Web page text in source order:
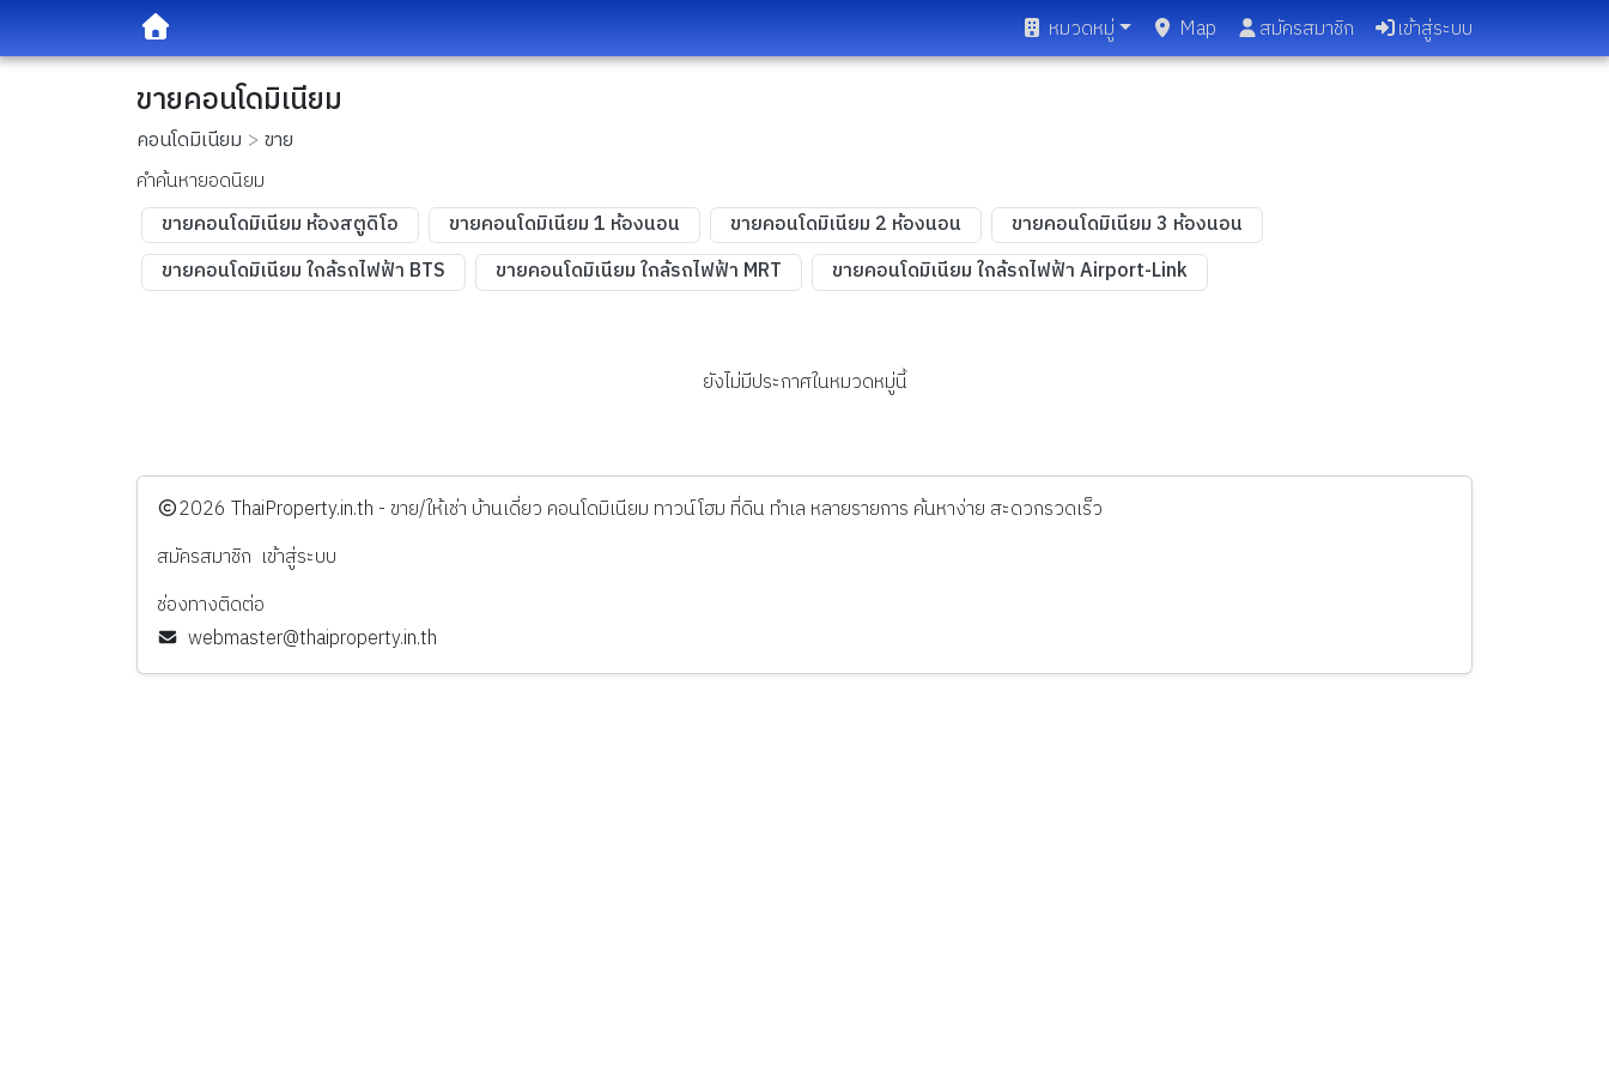
หมวดหมู่ Map สมัครสมาชิก เข้าสู่ระบบ
ขายคอนโดมิเนียม
คอนโดมิเนียม
ขาย
คำค้นหายอดนิยม
ขายคอนโดมิเนียม ห้องสตูดิโอ
ขายคอนโดมิเนียม 1 ห้องนอน ขายคอนโดมิเนียม 2 ห้องนอน
ขายคอนโดมิเนียม 3 ห้องนอน
ขายคอนโดมิเนียม ใกล้รถไฟฟ้า BTS
ขายคอนโดมิเนียม ใกล้รถไฟฟ้า MRT ขายคอนโดมิเนียม ใกล้รถไฟฟ้า Airport-Link
ยังไม่มีประกาศในหมวดหมู่นี้
️2026 ThaiProperty.in.th - ขาย/ให้เช่า บ้านเดี่ยว คอนโดมิเนียม ทาวน์โฮม ที่ดิน ทำเล หลายรายการ ค้นหาง่าย สะดวกรวดเร็ว
สมัครสมาชิก เข้าสู่ระบบ
ช่องทางติดต่อ
webmaster@thaiproperty.in.th